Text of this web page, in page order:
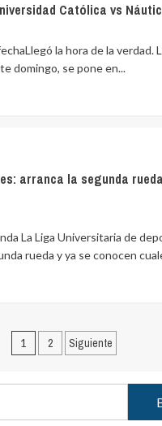
Católica vs
la hora de la verdad.
domingo, se pone en...
arranca la segunda
La Liga Universitaria de
rueda y ya se conocen
Paginación
1 2 Siguiente